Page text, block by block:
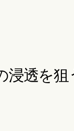
浸透を狙